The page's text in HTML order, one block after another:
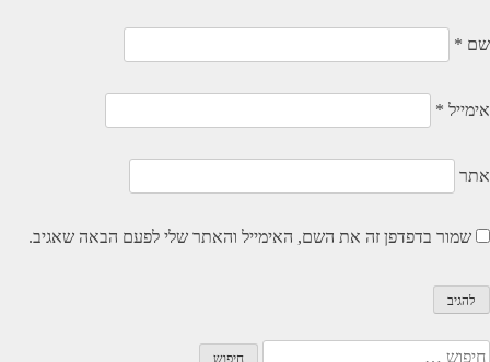
שם *
אימייל *
אתר
שמור בדפדפן זה את השם, האימייל והאתר שלי לפעם הבאה שאגיב.
חיפוש: